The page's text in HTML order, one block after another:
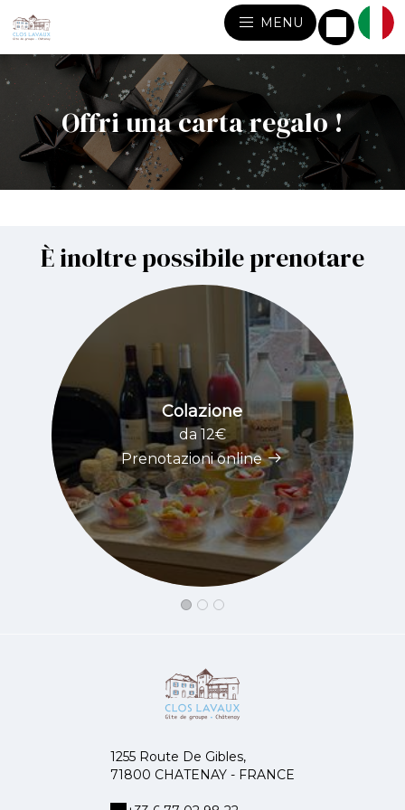
MENU
Offri una carta regalo !
È inoltre possibile prenotare
Colazione
da 12€
Prenotazioni online
1255 Route De Gibles,
71800 CHATENAY - FRANCE